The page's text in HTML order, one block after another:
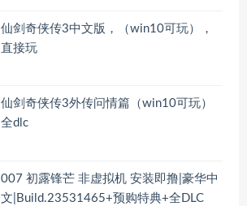
仙剑奇侠传3中文版，（win10可玩），
直接玩
仙剑奇侠传3外传问情篇（win10可玩）
全dlc
007 初露锋芒 非虚拟机 安装即撸|豪华中
文|Build.23531465+预购特典+全DLC